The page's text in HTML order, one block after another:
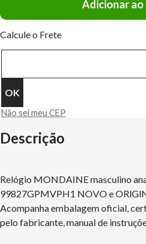
Adicionar
Calcule o Frete
Não sei meu CEP
Descrição
Relógio MONDAINE masculino
99827GPMVPH1 NOVO e
Acompanha embalagem oficial,
pelo fabricante, manual de